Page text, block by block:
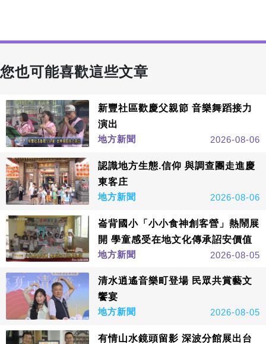
您也可能喜歡這些文章
新豐社區歡慶父親節 音樂舞蹈接力
演出
地方新聞
2026-08-06
認識地方生態.信仰 與調查團走進慶
東客庄
地方新聞
2026-08-06
崙背國小「小小食神創客營」熱鬧展
開 學童感受在地文化傳承詔安價值
地方新聞
2026-08-05
清水逍遙音樂町登場 民眾共賞藝文
饗宴
地方新聞
2026-08-05
有情山水鏡頭留影 深波分館展出台